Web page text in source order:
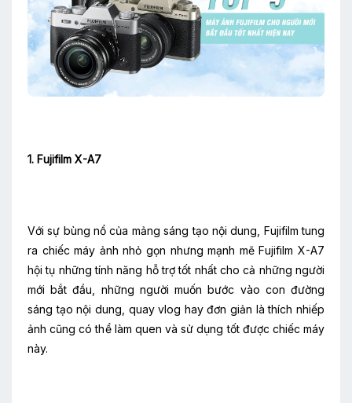
1. Fujifilm X-A7
Với sự bùng nổ của mảng sáng tạo nội dung, Fujifilm tung
ra chiếc máy ảnh nhỏ gọn nhưng mạnh mẽ Fujifilm X-A7
hội tụ những tính năng hỗ trợ tốt nhất cho cả những người
mới bắt đầu, những người muốn bước vào con đường
sáng tạo nội dung, quay vlog hay đơn giản là thích nhiếp
ảnh cũng có thể làm quen và sử dụng tốt được chiếc máy
này.